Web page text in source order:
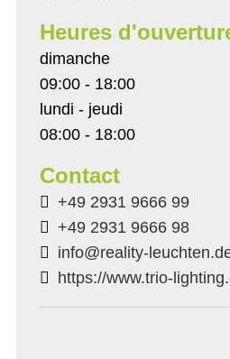
Heures
dimanche
09:00 - 18:00
lundi - jeudi
08:00 - 18:00
Contact
+49 2931 9666 99
+49 2931 9666 98
info@reality-
https://www.trio-